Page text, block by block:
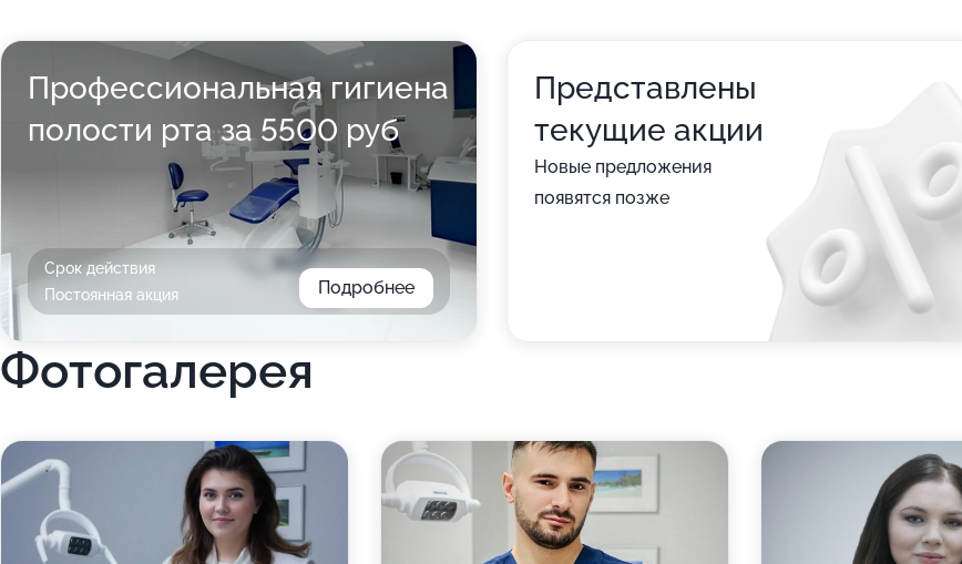
Профессиональная гигиена
полости рта за 5500 руб
Срок действия
Постоянная акция
Подробнее
Представлены
текущие акции
Новые предложения
появятся позже
Фотогалерея